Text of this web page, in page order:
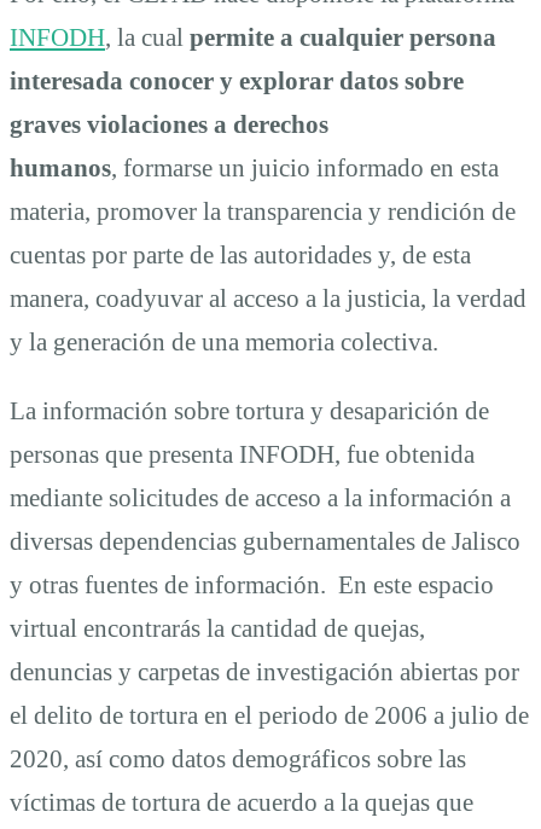
INFODH, la cual permite a cualquier persona
interesada conocer y explorar datos sobre
graves violaciones a derechos
humanos, formarse un juicio informado en esta
materia, promover la transparencia y rendición de
cuentas por parte de las autoridades y, de esta
manera, coadyuvar al acceso a la justicia, la verdad
y la generación de una memoria colectiva.
La información sobre tortura y desaparición de
personas que presenta INFODH, fue obtenida
mediante solicitudes de acceso a la información a
diversas dependencias gubernamentales de Jalisco
y otras fuentes de información. En este espacio
virtual encontrarás la cantidad de quejas,
denuncias y carpetas de investigación abiertas por
el delito de tortura en el periodo de 2006 a julio de
2020, así como datos demográficos sobre las
víctimas de tortura de acuerdo a la quejas que